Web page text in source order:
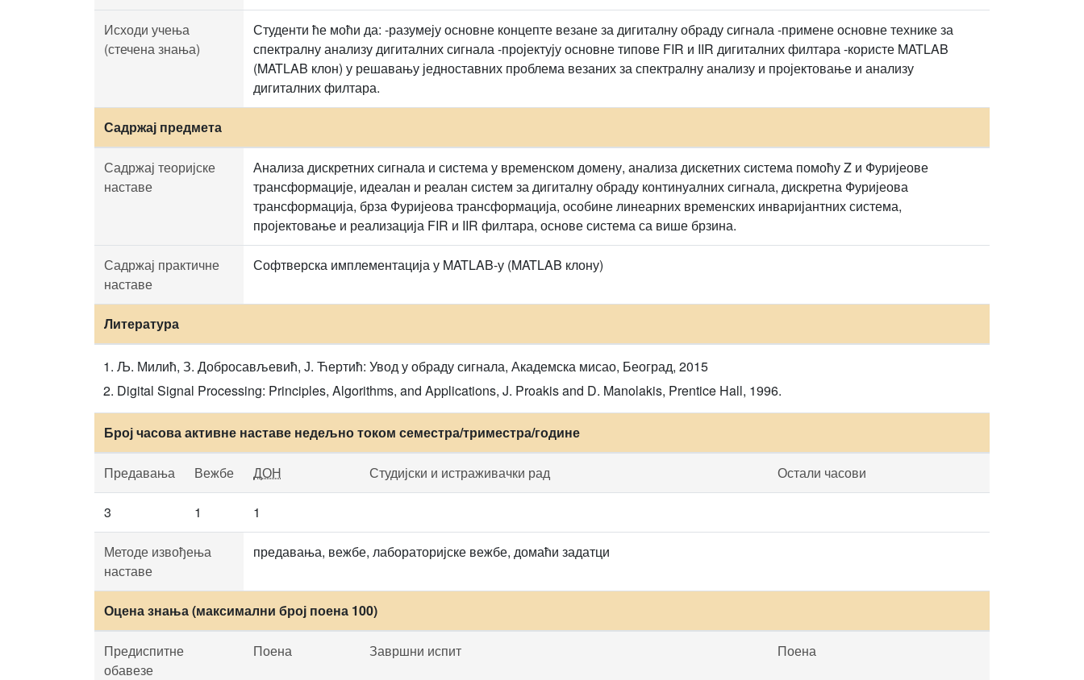
Исходи учења
(стечена знања)
Студенти ће моћи да: -разумеју основне концепте везане за дигиталну обраду сигнала -примене основне технике за
спектралну анализу дигиталних сигнала -пројектују основне типове FIR и IIR дигиталних филтара -користе MATLAB
(MATLAB клон) у решавању једноставних проблема везаних за спектралну анализу и пројектовање и анализу
дигиталних филтара.
Садржај предмета
Садржај теоријске
наставе
Анализа дискретних сигнала и система у временском домену, анализа дискетних система помоћу Z и Фуријеове
трансформације, идеалан и реалан систем за дигиталну обраду континуалних сигнала, дискретна Фуријеова
трансформација, брза Фуријеова трансформација, особине линеарних временских инваријантних система,
пројектовање и реализација FIR и IIR филтара, основе система са више брзина.
Садржај практичне
наставе
Софтверска имплементација у MATLAB-у (MATLAB клону)
Литература
Љ. Милић, З. Добросављевић, Ј. Ћертић: Увод у обраду сигнала, Академска мисао, Београд, 2015
Digital Signal Processing: Principles, Algorithms, and Applications, J. Proakis and D. Manolakis, Prentice Hall, 1996.
Број часова активне наставе недељно током семестра/триместра/године
Предавања Вежбе ДОН Студијски и истраживачки рад Остали часови
3 1 1
Методе извођења
наставе
предавања, вежбе, лабораторијске вежбе, домаћи задатци
Оцена знања (максимални број поена 100)
Предиспитне
обавезе
Поена Завршни испит Поена